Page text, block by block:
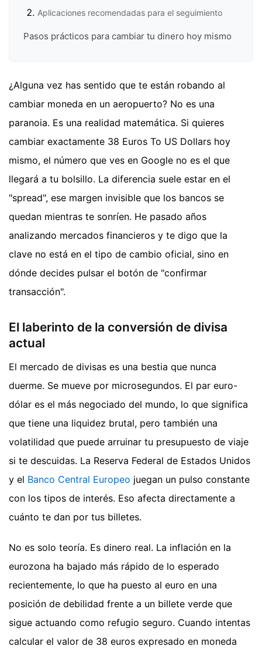
Aplicaciones recomendadas para el seguimiento
Pasos prácticos para cambiar tu dinero hoy mismo
¿Alguna vez has sentido que te están robando al
cambiar moneda en un aeropuerto? No es una
paranoia. Es una realidad matemática. Si quieres
cambiar exactamente 38 Euros To US Dollars hoy
mismo, el número que ves en Google no es el que
llegará a tu bolsillo. La diferencia suele estar en el
"spread", ese margen invisible que los bancos se
quedan mientras te sonríen. He pasado años
analizando mercados financieros y te digo que la
clave no está en el tipo de cambio oficial, sino en
dónde decides pulsar el botón de "confirmar
transacción".
El laberinto de la conversión de divisa
actual
El mercado de divisas es una bestia que nunca
duerme. Se mueve por microsegundos. El par euro-
dólar es el más negociado del mundo, lo que significa
que tiene una liquidez brutal, pero también una
volatilidad que puede arruinar tu presupuesto de viaje
si te descuidas. La Reserva Federal de Estados Unidos
y el Banco Central Europeo juegan un pulso constante
con los tipos de interés. Eso afecta directamente a
cuánto te dan por tus billetes.
No es solo teoría. Es dinero real. La inflación en la
eurozona ha bajado más rápido de lo esperado
recientemente, lo que ha puesto al euro en una
posición de debilidad frente a un billete verde que
sigue actuando como refugio seguro. Cuando intentas
calcular el valor de 38 euros expresado en moneda